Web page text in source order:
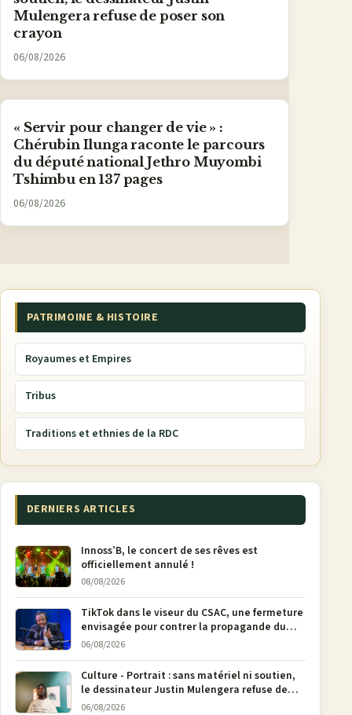
Mulengera refuse de poser son
crayon
06/08/2026
« Servir pour changer de vie » :
Chérubin Ilunga raconte le parcours
du député national Jethro Muyombi
Tshimbu en 137 pages
06/08/2026
PATRIMOINE & HISTOIRE
Royaumes et Empires
Tribus
Traditions et ethnies de la RDC
DERNIERS ARTICLES
Innoss’B, le concert de ses rêves est
officiellement annulé !
08/08/2026
TikTok dans le viseur du CSAC, une fermeture
envisagée pour contrer la propagande du
M23
06/08/2026
Culture - Portrait : sans matériel ni soutien,
le dessinateur Justin Mulengera refuse de
poser son crayon
06/08/2026